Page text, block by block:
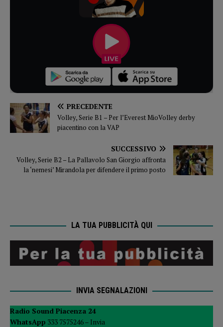
PRECEDENTE
Volley, Serie B1 – Per l’Everest MioVolley derby
piacentino con la VAP
SUCCESSIVO
Volley, Serie B2 – La Pallavolo San Giorgio affronta
la ‘nemesi’ Mirandola per difendere il primo posto
LA TUA PUBBLICITÀ QUI
INVIA SEGNALAZIONI
Radio Sound Piacenza 24
WhatsApp 333 7575246 – Invia